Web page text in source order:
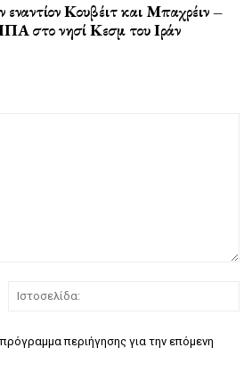
εναντίον Κουβέιτ και Μπαχρέιν –
στο νησί Κεσμ του Ιράν
περιήγησης για την επόμενη